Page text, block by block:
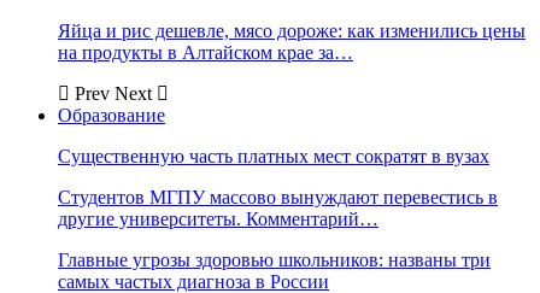
Яйца и рис дешевле, мясо дороже: как изменились цены
на продукты в Алтайском крае за…
Prev Next
Образование
Существенную часть платных мест сократят в вузах
Студентов МГПУ массово вынуждают перевестись в
другие университеты. Комментарий…
Главные угрозы здоровью школьников: названы три
самых частых диагноза в России